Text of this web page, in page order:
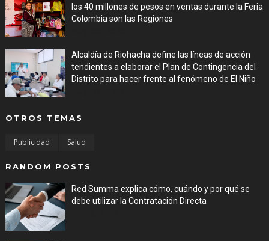
los 40 millones de pesos en ventas durante la Feria
Colombia son las Regiones
Alcaldía de Riohacha define las líneas de acción
tendientes a elaborar el Plan de Contingencia del
Distrito para hacer frente al fenómeno de El Niño
OTROS TEMAS
Publicidad Salud
RANDOM POSTS
Red Summa explica cómo, cuándo y por qué se
debe utilizar la Contratación Directa